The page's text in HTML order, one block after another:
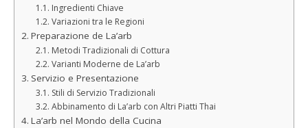
Ingredienti Chiave
Variazioni tra le Regioni
Preparazione de La’arb
Metodi Tradizionali di Cottura
Varianti Moderne de La’arb
Servizio e Presentazione
Stili di Servizio Tradizionali
Abbinamento di La’arb con Altri Piatti Thai
La’arb nel Mondo della Cucina